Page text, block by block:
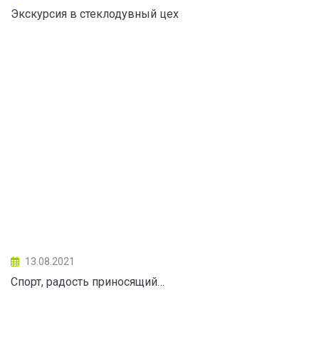
Экскурсия в стеклодувный цех
13.08.2021
Спорт, радость приносящий…